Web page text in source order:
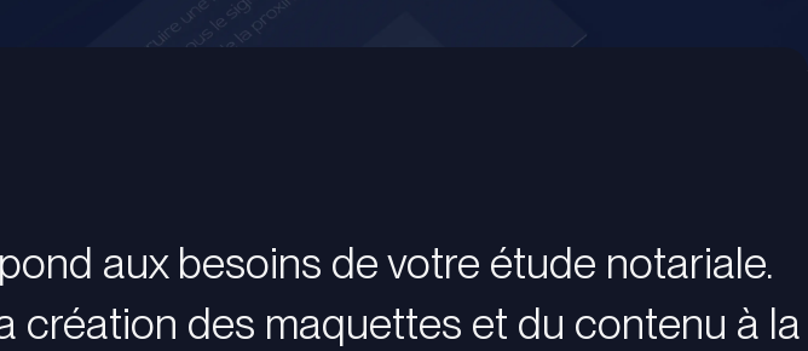
aux besoins de votre étude notariale.
création des maquettes et du contenu à la